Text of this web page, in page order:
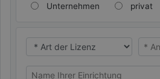
Unternehmen privat
* Ich benötige eine *
Name Ihrer Universität/